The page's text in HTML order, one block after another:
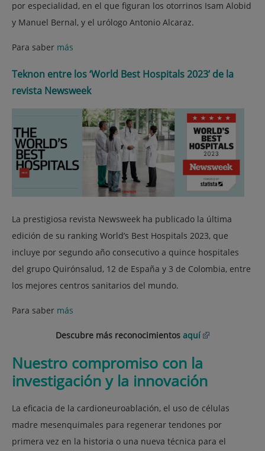
por especialidad, en el que figuran los otorrinos Isam Alobid
y Manuel Bernal, y el urólogo Antonio Alcaraz.
Para saber más
Teknon entre los ‘World Best Hospitals 2023’ de la
revista Newsweek
La prestigiosa revista Newsweek ha publicado la última
edición de su ranking World’s Best Hospitals 2023, que
incluye por segundo año consecutivo a quince hospitales
del grupo Quirónsalud, 12 de España y 3 de Colombia, entre
los mejores centros sanitarios del mundo.
Para saber más
Descubre más reconocimientos aquí
Nuestro compromiso con la
investigación y la innovación
La eficacia de la cardioneuroablación, el uso de células
madre mesenquimales para regenerar tendones por
primera vez en la historia o una nueva técnica para el